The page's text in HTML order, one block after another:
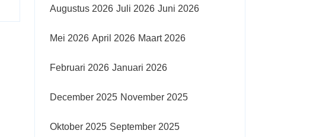
Augustus 2026 Juli 2026 Juni 2026
Mei 2026 April 2026 Maart 2026
Februari 2026 Januari 2026
December 2025 November 2025
Oktober 2025 September 2025